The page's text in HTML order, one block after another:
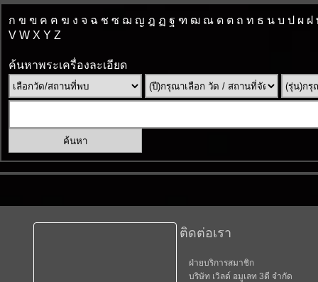
ก ข ฃ ค ฅ ฆ ง จ ฉ ช ซ ฌ ญ ฎ ฏ ฐ ฑ ฒ ณ ด ต ถ ท ธ น บ ป ผ ฝ
V W X Y Z
ค้นหาพระเครื่องละเอียด
ติดต่อเรา
ฝ่ายบริการสมาชิก
บริษัท เวิลด์ อมูเลท 3ดี จำกัด